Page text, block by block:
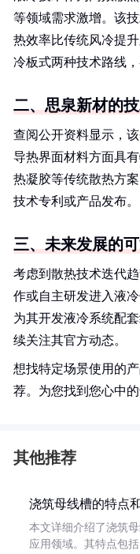
等领域需求激增。该
热效率比传统风冷提
冷板式两种技术路线，
二、思泉新材的
查阅公开资料显示，
导热界面材料方面具
热凝胶等传统散热方
技术专利或产品发布。
三、未来发展的
考虑到散热技术迭代
作或自主研发进入液
为其开发液冷系统配
续关注其官方动态。
想找特定场景使用的
荐。为您找到您心中
其他推荐
浇筑母线槽的特点
本文详细介绍了浇筑
应用领域。其特点包括